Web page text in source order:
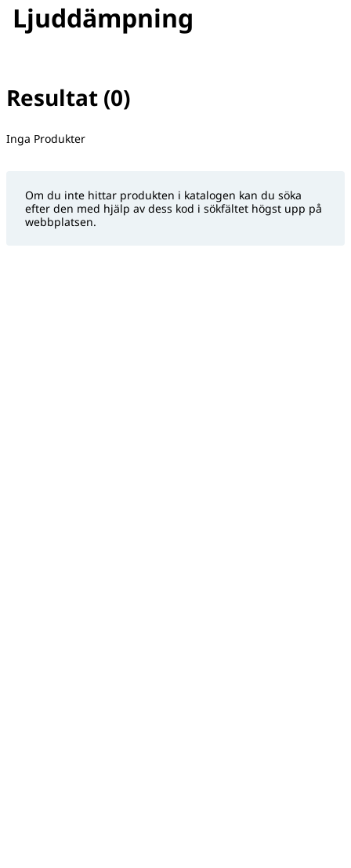
Ljuddämpning
Resultat (0)
Inga filter valda
Inga Produkter
Om du inte hittar produkten i katalogen kan du söka
efter den med hjälp av dess kod i sökfältet högst upp på
webbplatsen.